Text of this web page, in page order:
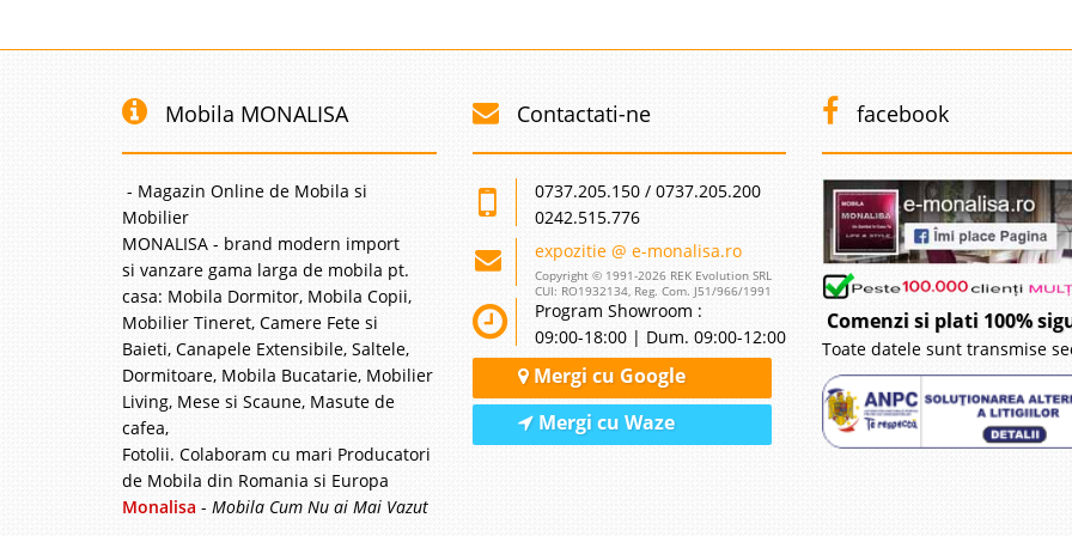
Pat Clasic de Lux Regal
pentru dormitoare matrimoniale a fost completata cu un pat tapitat elegant,
un model nou exceptional pe un raport calitate pret foarte bun. Fabricat din
materiale de cea mai b..
Compara
4.979
Stoc Epuizat -
Adauga la
-14% Pat Corabie Pirates
Pat in forma de Corabie Pirati pt. Copii - Pirates VEDETI MODEL NOU CLICK
PE POZA Un pat unicat poate transforma dormitorul copilului intr-o lume de
poveste in care visele devin realitate. Un pat cu forma de corabie de pirati
stimuleaza imaginatia copilului intr-o d..
Compara
Pret Redus
Vezi Model
Adauga la
-18% Pat cu Saltea Damasc
Mobila MONALISA
- Magazin Online de Mobila si
Mobilier
MONALISA - brand modern import
si vanzare gama larga de mobila pt.
casa: Mobila Dormitor, Mobila Copii,
Mobilier Tineret, Camere Fete si
Baieti, Canapele Extensibile, Saltele,
Dormitoare, Mobila Bucatarie, Mobilier
Living, Mese si Scaune, Masute de
cafea,
Fotolii. Colaboram cu mari Producatori
de Mobila din Romania si Europa
Monalisa - Mobila Cum Nu ai Mai Vazut
Contactati-ne
0737.205.150 / 0737.205.200
0242.515.776
expozitie @ e-monalisa.ro
Copyright © 1991-2026 REK Evolution SRL
CUI: RO1932134, Reg. Com. J51/966/1991
Program Showroom :
09:00-18:00 | Dum. 09:00-12:00
Mergi cu Google
Mergi cu Waze
facebook
Comenzi si plati 100%
Toate datele sunt transmise